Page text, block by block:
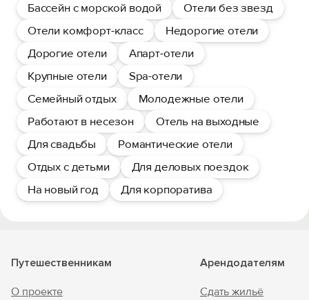
Бассейн с морской водой
Отели без звезд
Отели комфорт-класс
Недорогие отели
Дорогие отели
Апарт-отели
Крупные отели
Spa-отели
Семейный отдых
Молодежные отели
Работают в несезон
Отель на выходные
Для свадьбы
Романтические отели
Отдых с детьми
Для деловых поездок
На новый год
Для корпоратива
Путешественникам
О проекте
Арендодателям
Сдать жильё